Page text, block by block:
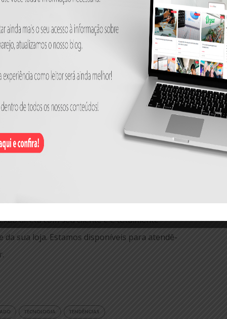
do cliente.
ser eficientes e efetivas para sua
é conhecer como funciona o mercado
para esse tipo de venda. Depois, é
ERP que integre as informações do seu
a sua proposta de venda. Por fim, tenha
consiga ter controle do seu estoque e
sintam segurança na compra
Para isso, a Linear Sistemas
direta com seu cliente e é totalmente
sua loja. Estamos disponíveis para atendê-
TECNOLOGIA TENDÊNCIAS